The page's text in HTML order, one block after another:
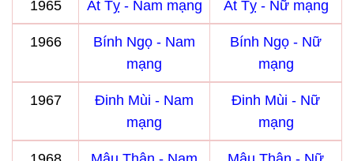
1965 Ất Tỵ - Nam mạng Ất Tỵ - Nữ mạng
1966
Bính Ngọ - Nam
mạng
Bính Ngọ - Nữ
mạng
1967
Đinh Mùi - Nam
mạng
Đinh Mùi - Nữ
mạng